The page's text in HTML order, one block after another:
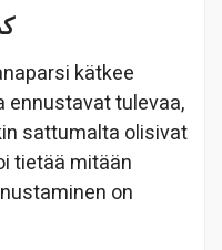
kätkee
ennustavat tulevaa,
sattumalta olisivat
tietää mitään
on